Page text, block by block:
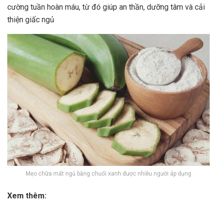
cường tuần hoàn máu, từ đó giúp an thần, dưỡng tâm và cải
thiện giấc ngủ
Mẹo chữa mất ngủ bằng chuối xanh được nhiều người áp dụng
Xem thêm: